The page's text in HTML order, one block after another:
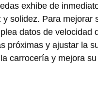
exhibe de
solidez. Para mejorar
datos de velocidad
próximas y ajustar la
carrocería y mejora